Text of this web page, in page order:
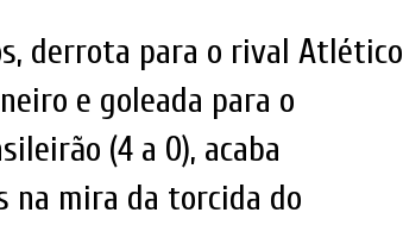
derrota para o rival Atlético
e goleada para o
(4 a 0), acaba
na mira da torcida do